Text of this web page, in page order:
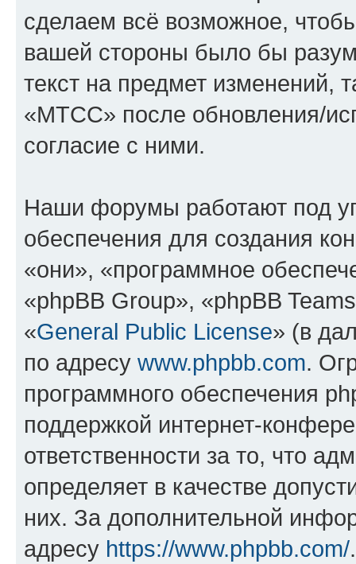
сделаем всё возможное,
вашей стороны было бы
текст на предмет изменений,
«МТСС» после обновления/
согласие с ними.
Наши форумы работают под
обеспечения для создания
«они», «программное
«phpBB Group», «phpBB
«General Public License» (в
по адресу www.phpbb.com.
программного обеспечения
поддержкой интернет-
ответственности за то, что
определяет в качестве
них. За дополнительной
адресу https://www.phpbb.com/.